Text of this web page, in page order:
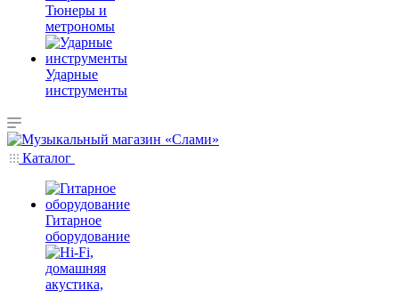
Тюнеры и
метрономы
Ударные
инструменты
Каталог
Гитарное
оборудование